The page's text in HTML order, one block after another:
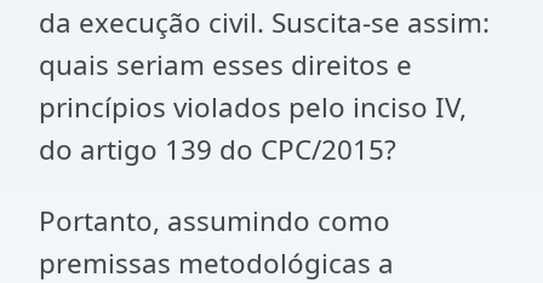
da execução civil. Suscita-se assim:
quais seriam esses direitos e
princípios violados pelo inciso IV,
do artigo 139 do CPC/2015?
Portanto, assumindo como
premissas metodológicas a